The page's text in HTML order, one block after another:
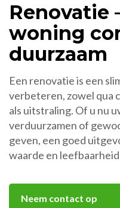
Renovatie
woning
duurzaam
Een renovatie is een
verbeteren, zowel
als uitstraling. Of u nu
verduurzamen of
geven, een goed
waarde en
Neem contact op